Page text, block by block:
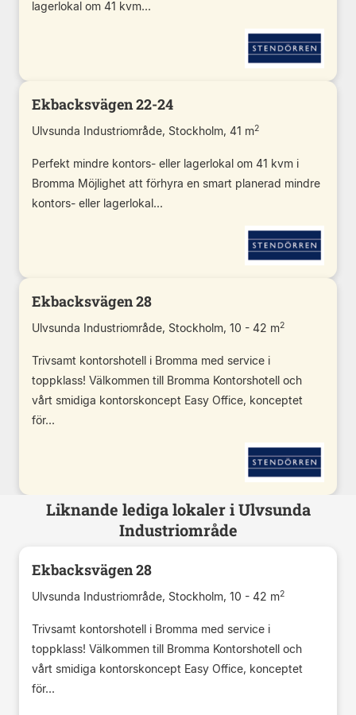
lagerlokal om 41 kvm...
Ekbacksvägen 22-24
Ulvsunda Industriområde, Stockholm, 41 m2
Perfekt mindre kontors- eller lagerlokal om 41 kvm i
Bromma Möjlighet att förhyra en smart planerad mindre
kontors- eller lagerlokal...
Ekbacksvägen 28
Ulvsunda Industriområde, Stockholm, 10 - 42 m2
Trivsamt kontorshotell i Bromma med service i
toppklass! Välkommen till Bromma Kontorshotell och
vårt smidiga kontorskoncept Easy Office, konceptet
för...
Liknande lediga lokaler i Ulvsunda
Industriområde
Ekbacksvägen 28
Ulvsunda Industriområde, Stockholm, 10 - 42 m2
Trivsamt kontorshotell i Bromma med service i
toppklass! Välkommen till Bromma Kontorshotell och
vårt smidiga kontorskoncept Easy Office, konceptet
för...